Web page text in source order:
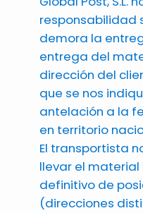
responsabilidad
demora la
entrega del
dirección del
que se nos
antelación a la
en territorio
El transportista
llevar el
definitivo de
(direcciones